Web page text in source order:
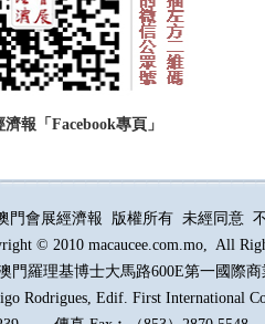
報「Facebook專頁」
門會展經濟報 版權所有 未經同意
© 2010 macaucee.com.mo, All
門羅理基博士大馬路600E第一國際商
Rodrigues, Edif. First International